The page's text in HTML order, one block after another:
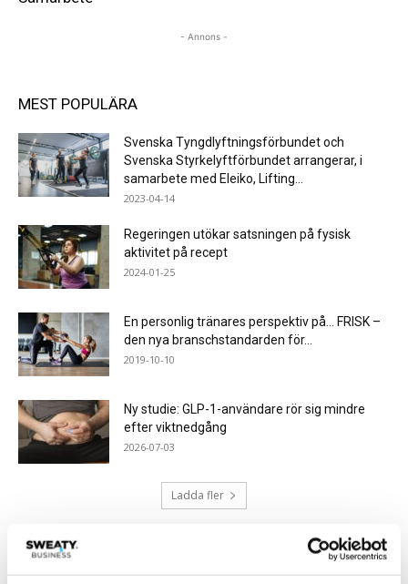
- Annons -
MEST POPULÄRA
Svenska Tyngdlyftningsförbundet och
Svenska Styrkelyftförbundet arrangerar, i
samarbete med Eleiko, Lifting...
2023-04-14
Regeringen utökar satsningen på fysisk
aktivitet på recept
2024-01-25
En personlig tränares perspektiv på… FRISK –
den nya branschstandarden för...
2019-10-10
Ny studie: GLP-1-användare rör sig mindre
efter viktnedgång
2026-07-03
Ladda fler
HETAST JUST NU